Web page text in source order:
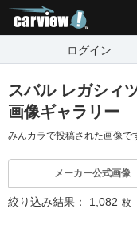
ログイン
スバル レガシィ
画像ギャラリー
みんカラで投稿された画像で
メーカー公式画像
絞り込み結果： 1,082 枚